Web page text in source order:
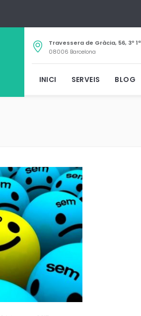
Travessera de Gràcia, 56, 3º 1ª
08006 Barcelona
INICI SERVEIS BLOG